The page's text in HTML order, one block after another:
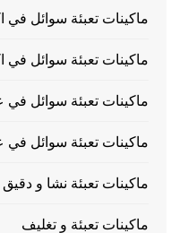
ماكينات تعبئة سوائل في
ماكينات تعبئة سوائل في
ماكينات تعبئة سوائل في
ماكينات تعبئة سوائل
ماكينات تعبئة نشا و
ماكينات تعبئة و تغليف